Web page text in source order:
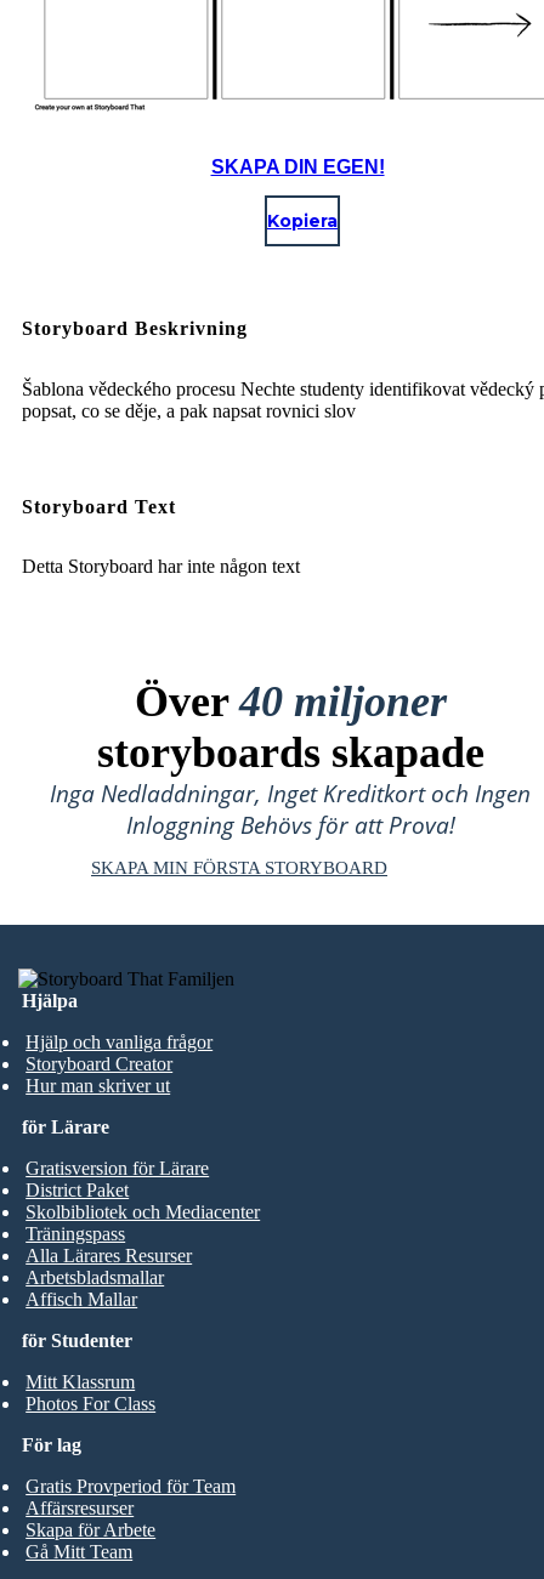
SKAPA DIN EGEN!
Kopiera
Storyboard Beskrivning
Šablona vědeckého procesu Nechte studenty identifikovat vědecký
popsat, co se děje, a pak napsat rovnici slov
Storyboard Text
Detta Storyboard har inte någon text
Över40 miljoner
storyboards skapade
Inga Nedladdningar, Inget Kreditkort och Ingen
Inloggning Behövs för att Prova!
SKAPA MIN FÖRSTA STORYBOARD
Hjälpa
Hjälp och vanliga frågor
Storyboard Creator
Hur man skriver ut
för Studenter
Mitt Klassrum
Photos For Class
för Lärare
Gratisversion för Lärare
District Paket
Skolbibliotek och Mediacenter
Träningspass
Alla Lärares Resurser
Arbetsbladsmallar
Affisch Mallar
För lag
Gratis Provperiod för Team
Affärsresurser
Skapa för Arbete
Gå Mitt Team